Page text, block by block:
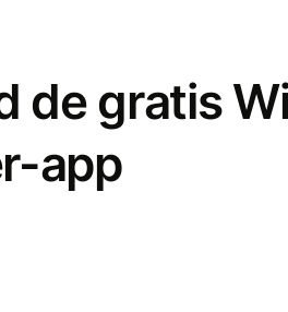
de gratis
app